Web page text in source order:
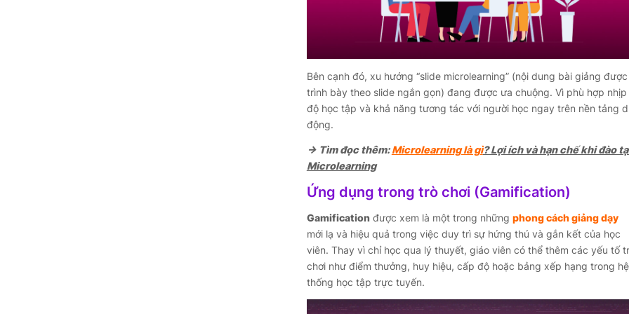
Bên cạnh đó, xu hướng “slide microlearning” (nội dung bài giảng được
trình bày theo slide ngắn gọn) đang được ưa chuộng. Vì phù hợp nhịp
độ học tập và khả năng tương tác với người học ngay trên nền tảng
động.
→ Tìm đọc thêm:Microlearning là gì? Lợi ích và hạn chế khi đào
Microlearning
Ứng dụng trong trò chơi (Gamification)
Gamification được xem là một trong những phong cách giảng dạy
mới lạ và hiệu quả trong việc duy trì sự hứng thú và gắn kết của học
viên. Thay vì chỉ học qua lý thuyết, giáo viên có thể thêm các yếu tố
chơi như điểm thưởng, huy hiệu, cấp độ hoặc bảng xếp hạng trong hệ
thống học tập trực tuyến.